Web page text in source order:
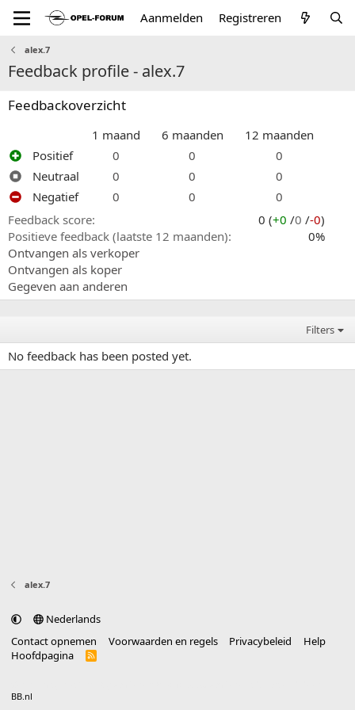
Aanmelden Registreren
alex.7
Feedback profile - alex.7
Feedbackoverzicht
1 maand 6 maanden
12 maanden
Positief
0 0
0
Neutraal
0 0
0
Negatief
0 0
0
Feedback score
0 (+0 /0 /-0)
Positieve feedback (laatste 12 maanden)
0%
Ontvangen als verkoper
Ontvangen als koper
Gegeven aan anderen
Filters
No feedback has been posted yet.
alex.7
Nederlands
Contact opnemen
Voorwaarden en regels Privacybeleid
Help
Hoofdpagina
R
BB.nl